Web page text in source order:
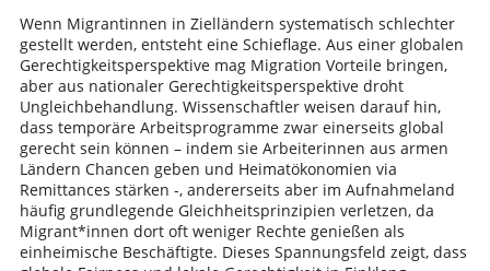
Wenn Migrantinnen in Zielländern systematisch schlechter
gestellt werden, entsteht eine Schieflage. Aus einer globalen
Gerechtigkeitsperspektive mag Migration Vorteile bringen,
aber aus nationaler Gerechtigkeitsperspektive droht
Ungleichbehandlung. Wissenschaftler weisen darauf hin,
dass temporäre Arbeitsprogramme zwar einerseits global
gerecht sein können – indem sie Arbeiterinnen aus armen
Ländern Chancen geben und Heimatökonomien via
Remittances stärken -, andererseits aber im Aufnahmeland
häufig grundlegende Gleichheitsprinzipien verletzen, da
Migrant*innen dort oft weniger Rechte genießen als
einheimische Beschäftigte. Dieses Spannungsfeld zeigt, dass